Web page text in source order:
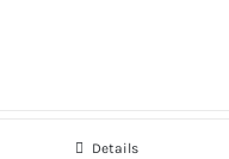
Details